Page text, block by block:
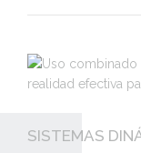
SISTEMAS